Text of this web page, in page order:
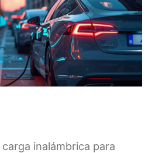
inalámbrica para